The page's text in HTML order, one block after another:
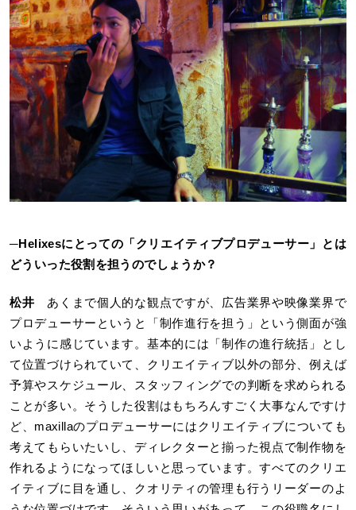
─Helixesにとっての「クリエイティブプロデューサー」とは
どういった役割を担うのでしょうか？
松井 あくまで個人的な観点ですが、広告業界や映像業界で
プロデューサーというと「制作進行を担う」という側面が強
いように感じています。基本的には「制作の進行統括」とし
て位置づけられていて、クリエイティブ以外の部分、例えば
予算やスケジュール、スタッフィングでの判断を求められる
ことが多い。そうした役割はもちろんすごく大事なんですけ
ど、maxillaのプロデューサーにはクリエイティブについても
考えてもらいたいし、ディレクターと揃った視点で制作物を
作れるようになってほしいと思っています。すべてのクリエ
イティブに目を通し、クオリティの管理も行うリーダーのよ